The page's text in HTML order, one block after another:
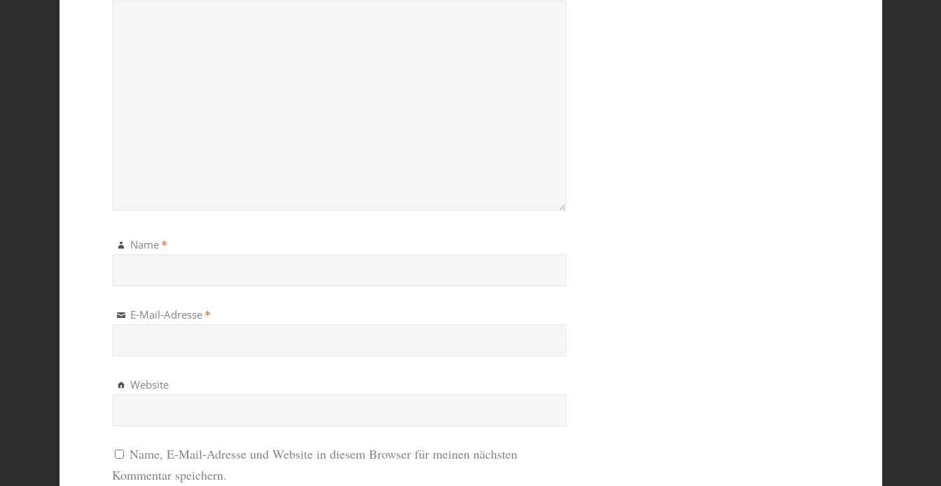
Name *
E-Mail-Adresse *
Website
Name, E-Mail-Adresse und Website in diesem Browser für meinen nächsten
Kommentar speichern.